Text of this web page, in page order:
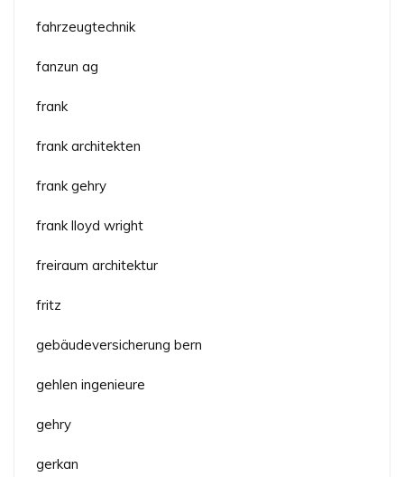
fahrzeugtechnik
fanzun ag
frank
frank architekten
frank gehry
frank lloyd wright
freiraum architektur
fritz
gebäudeversicherung bern
gehlen ingenieure
gehry
gerkan